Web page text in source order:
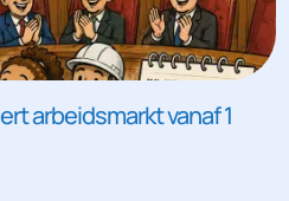
arbeidsmarkt vanaf 1